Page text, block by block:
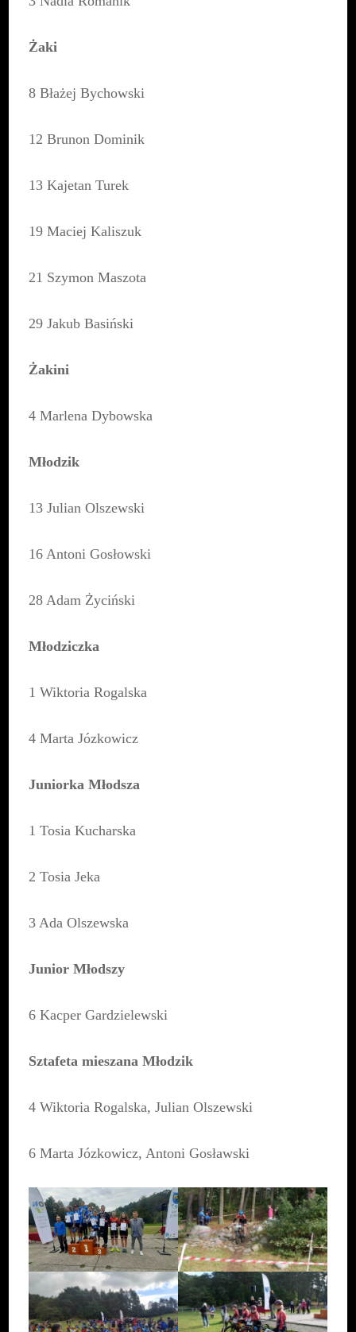
Żaki
8 Błażej Bychowski
12 Brunon Dominik
13 Kajetan Turek
19 Maciej Kaliszuk
21 Szymon Maszota
29 Jakub Basiński
Żakini
4 Marlena Dybowska
Młodzik
13 Julian Olszewski
16 Antoni Gosłowski
28 Adam Życiński
Młodziczka
1 Wiktoria Rogalska
4 Marta Józkowicz
Juniorka Młodsza
1 Tosia Kucharska
2 Tosia Jeka
3 Ada Olszewska
Junior Młodszy
6 Kacper Gardzielewski
Sztafeta mieszana Młodzik
4 Wiktoria Rogalska, Julian Olszewski
6 Marta Józkowicz, Antoni Gosławski